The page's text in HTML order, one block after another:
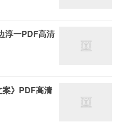
淳一PDF高清
案》PDF高清